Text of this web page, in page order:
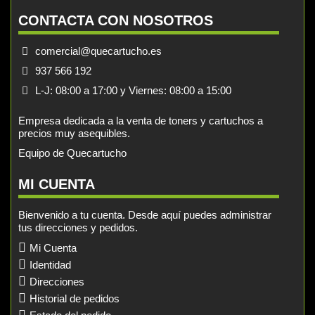
CONTACTA CON NOSOTROS
comercial@quecartucho.es
937 566 192
L-J: 08:00 a 17:00 y Viernes: 08:00 a 15:00
Empresa dedicada a la venta de toners y cartuchos a
precios muy asequibles.
Equipo de Quecartucho
MI CUENTA
Bienvenido a tu cuenta. Desde aquí puedes administrar
tus direcciones y pedidos.
Mi Cuenta
Identidad
Direcciones
Historial de pedidos